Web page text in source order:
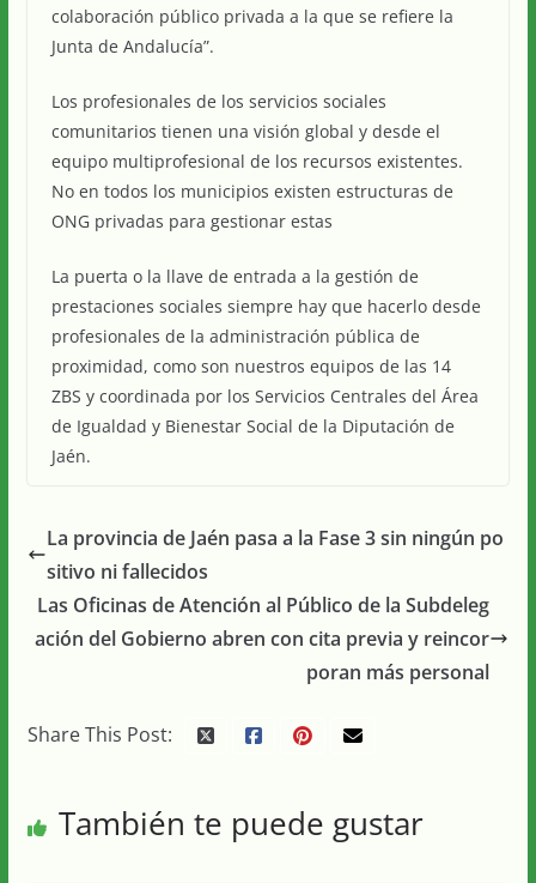
colaboración público privada a la que se refiere la
Junta de Andalucía”.
Los profesionales de los servicios sociales
comunitarios tienen una visión global y desde el
equipo multiprofesional de los recursos existentes.
No en todos los municipios existen estructuras de
ONG privadas para gestionar estas
La puerta o la llave de entrada a la gestión de
prestaciones sociales siempre hay que hacerlo desde
profesionales de la administración pública de
proximidad, como son nuestros equipos de las 14
ZBS y coordinada por los Servicios Centrales del Área
de Igualdad y Bienestar Social de la Diputación de
Jaén.
La provincia de Jaén pasa a la Fase 3 sin ningún po
sitivo ni fallecidos
Las Oficinas de Atención al Público de la Subdeleg
ación del Gobierno abren con cita previa y reincor
poran más personal
Share This Post:
También te puede gustar